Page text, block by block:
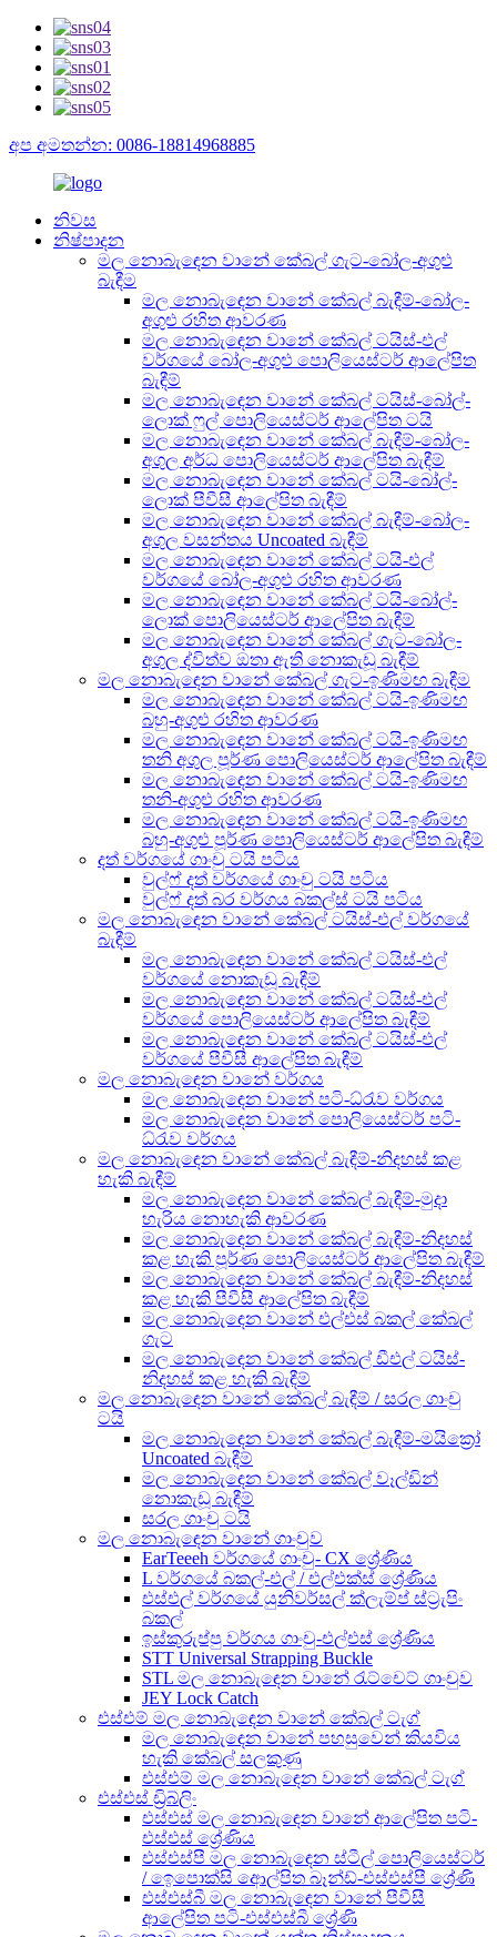
අප අමතන්න: 0086-18814968885
නිවස
නිෂ්පාදන
මල නොබැඳෙන වානේ කේබල් ගැට-බෝල-අගුළු
බැඳීම
මල නොබැඳෙන වානේ කේබල් බැඳීම්-බෝල-
අගුළු රහිත ආවරණ
මල නොබැඳෙන වානේ කේබල් ටයිස්-එල්
වර්ගයේ බෝල-අගුළු පොලියෙස්ටර් ආලේපිත
බැඳීම්
මල නොබැඳෙන වානේ කේබල් ටයිස්-බෝල්-
ලොක් ෆුල් පොලියෙස්ටර් ආලේපිත ටයි
මල නොබැඳෙන වානේ කේබල් බැඳීම්-බෝල-
අගුල අර්ධ පොලියෙස්ටර් ආලේපිත බැඳීම්
මල නොබැඳෙන වානේ කේබල් ටයි-බෝල්-
ලොක් පීවීසී ආලේපිත බැඳීම්
මල නොබැඳෙන වානේ කේබල් බැඳීම්-බෝල-
අගුල වසන්තය Uncoated බැඳීම්
මල නොබැඳෙන වානේ කේබල් ටයි-එල්
වර්ගයේ බෝල-අගුළු රහිත ආවරණ
මල නොබැඳෙන වානේ කේබල් ටයි-බෝල්-
ලොක් පොලියෙස්ටර් ආලේපිත බැඳීම්
මල නොබැඳෙන වානේ කේබල් ගැට-බෝල-
අගුල ද්විත්ව ඔතා ඇති නොකැඩූ බැඳීම්
මල නොබැඳෙන වානේ කේබල් ගැට-ඉණිමඟ බැඳීම
මල නොබැඳෙන වානේ කේබල් ටයි-ඉණිමඟ
බහු-අගුළු රහිත ආවරණ
මල නොබැඳෙන වානේ කේබල් ටයි-ඉණිමඟ
තනි අගුල පූර්ණ පොලියෙස්ටර් ආලේපිත බැඳීම්
මල නොබැඳෙන වානේ කේබල් ටයි-ඉණිමඟ
තනි-අගුළු රහිත ආවරණ
මල නොබැඳෙන වානේ කේබල් ටයි-ඉණිමඟ
බහු-අගුළු පූර්ණ පොලියෙස්ටර් ආලේපිත බැඳීම්
දත් වර්ගයේ ගාංචු ටයි පටිය
වුල්ෆ් දත් වර්ගයේ ගාංචු ටයි පටිය
වුල්ෆ් දත් බර වර්ගය බකල්ස් ටයි පටිය
මල නොබැඳෙන වානේ කේබල් ටයිස්-එල් වර්ගයේ
බැඳීම්
මල නොබැඳෙන වානේ කේබල් ටයිස්-එල්
වර්ගයේ නොකැඩූ බැඳීම්
මල නොබැඳෙන වානේ කේබල් ටයිස්-එල්
වර්ගයේ පොලියෙස්ටර් ආලේපිත බැඳීම්
මල නොබැඳෙන වානේ කේබල් ටයිස්-එල්
වර්ගයේ පීවීසී ආලේපිත බැඳීම්
මල නොබැඳෙන වානේ වර්ගය
මල නොබැඳෙන වානේ පටි-ධ්රැව වර්ගය
මල නොබැඳෙන වානේ පොලියෙස්ටර් පටි-
ධ්රැව වර්ගය
මල නොබැඳෙන වානේ කේබල් බැඳීම්-නිදහස් කළ
හැකි බැඳීම්
මල නොබැඳෙන වානේ කේබල් බැඳීම්-මුදා
හැරිය නොහැකි ආවරණ
මල නොබැඳෙන වානේ කේබල් බැඳීම්-නිදහස්
කළ හැකි පූර්ණ පොලියෙස්ටර් ආලේපිත බැඳීම්
මල නොබැඳෙන වානේ කේබල් බැඳීම්-නිදහස්
කළ හැකි පීවීසී ආලේපිත බැඳීම්
මල නොබැඳෙන වානේ එල්එස් බකල් කේබල්
ගැට
මල නොබැඳෙන වානේ කේබල් ඩීඑල් ටයිස්-
නිදහස් කළ හැකි බැඳීම්
මල නොබැඳෙන වානේ කේබල් බැඳීම් / සරල ගාංචු
ටයි
මල නොබැඳෙන වානේ කේබල් බැඳීම්-මයික්‍රෝ
Uncoated බැඳීම්
මල නොබැඳෙන වානේ කේබල් වෑල්ඩින්
නොකැඩූ බැඳීම්
සරල ගාංචු ටයි
මල නොබැඳෙන වානේ ගාංචුව
EarTeeeh වර්ගයේ ගාංචු- CX ශ්‍රේණිය
L වර්ගයේ බකල්-එල් / එල්එක්ස් ශ්‍රේණිය
එස්එල් වර්ගයේ යුනිවර්සල් ක්ලැම්ප් ස්ට්‍රැපිං
බකල්
ඉස්කුරුප්පු වර්ගය ගාංචු-එල්එස් ශ්‍රේණිය
STT Universal Strapping Buckle
STL මල නොබැඳෙන වානේ රැට්චෙට් ගාංචුව
JEY Lock Catch
එස්එම් මල නොබැඳෙන වානේ කේබල් ටැග්
මල නොබැඳෙන වානේ පහසුවෙන් කියවිය
හැකි කේබල් සලකුණු
එස්එම් මල නොබැඳෙන වානේ කේබල් ටැග්
එස්එස් ඩ්‍රිබ්ලිං
එස්එස් මල නොබැඳෙන වානේ ආලේපිත පටි-
එස්එස් ශ්‍රේණිය
එස්එස්පී මල නොබැඳෙන ස්ටීල් පොලියෙස්ටර්
/ ඉෙපොක්සි ආෙල්පිත බෑන්ඩ්-එස්එස්පී ශ්‍රේණි
එස්එස්බී මල නොබැඳෙන වානේ පීවීසී
ආලේපිත පටි-එස්එස්බී ශ්‍රේණි